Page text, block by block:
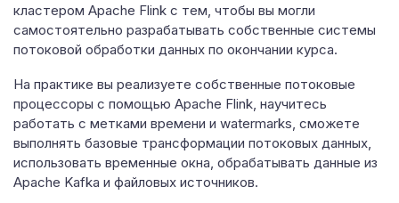
кластером Apache Flink с тем, чтобы вы могли
самостоятельно разрабатывать собственные системы
потоковой обработки данных по окончании курса.
На практике вы реализуете собственные потоковые
процессоры с помощью Apache Flink, научитесь
работать с метками времени и watermarks, сможете
выполнять базовые трансформации потоковых данных,
использовать временные окна, обрабатывать данные из
Apache Kafka и файловых источников.